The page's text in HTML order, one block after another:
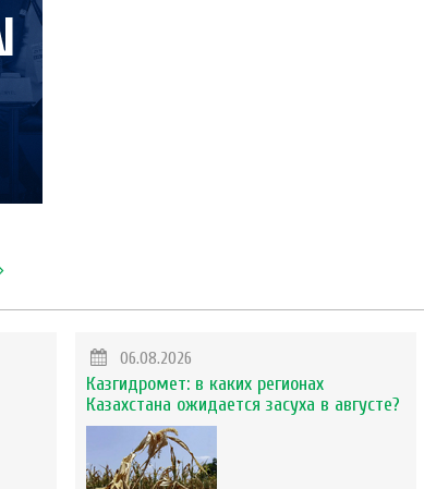
06.08.2026
Казгидромет: в каких регионах
Казахстана ожидается засуха в августе?